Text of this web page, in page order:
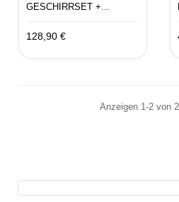
GESCHIRRSET +...
128,90 €
Anzeigen 1-2 von